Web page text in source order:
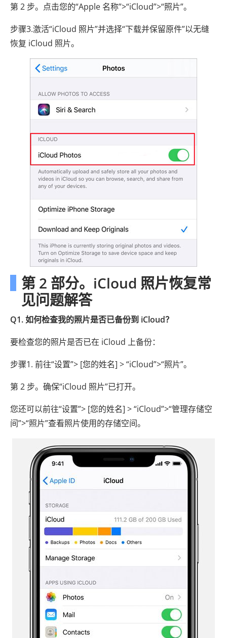
第 2 步。点击您的“Apple 名称”>“iCloud”>“照片”。
步骤3.激活“iCloud 照片”并选择“下载并保留原件”以无缝
恢复 iCloud 照片。
第 2 部分。iCloud 照片恢复常
见问题解答
Q1. 如何检查我的照片是否已备份到 iCloud？
要检查您的照片是否已在 iCloud 上备份：
步骤1. 前往“设置”> [您的姓名] > “iCloud”>“照片”。
第 2 步。确保“iCloud 照片”已打开。
您还可以前往“设置”> [您的姓名] > “iCloud”>“管理存储空
间”>“照片”查看照片使用的存储空间。